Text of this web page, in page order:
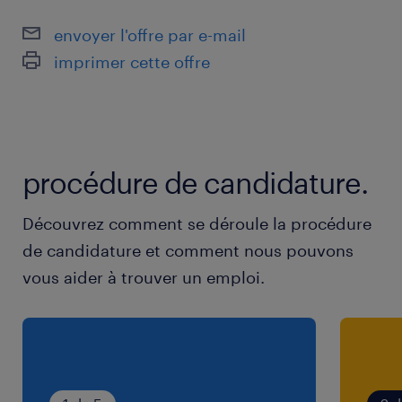
envoyer l'offre par e-mail
imprimer cette offre
procédure de candidature.
Découvrez comment se déroule la procédure
de candidature et comment nous pouvons
vous aider à trouver un emploi.